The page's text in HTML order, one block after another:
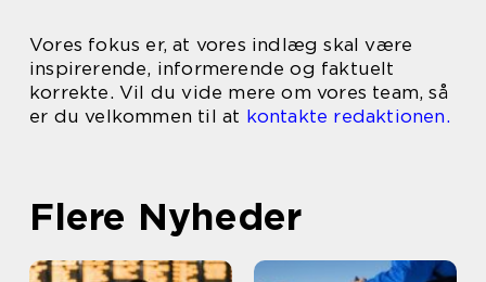
Vores fokus er, at vores indlæg skal være
inspirerende, informerende og faktuelt
korrekte. Vil du vide mere om vores team, så
er du velkommen til at kontakte redaktionen.
Flere Nyheder